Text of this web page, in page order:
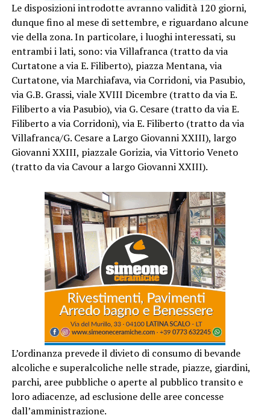
Le disposizioni introdotte avranno validità 120 giorni,
dunque fino al mese di settembre, e riguardano alcune
vie della zona. In particolare, i luoghi interessati, su
entrambi i lati, sono: via Villafranca (tratto da via
Curtatone a via E. Filiberto), piazza Mentana, via
Curtatone, via Marchiafava, via Corridoni, via Pasubio,
via G.B. Grassi, viale XVIII Dicembre (tratto da via E.
Filiberto a via Pasubio), via G. Cesare (tratto da via E.
Filiberto a via Corridoni), via E. Filiberto (tratto da via
Villafranca/G. Cesare a Largo Giovanni XXIII), largo
Giovanni XXIII, piazzale Gorizia, via Vittorio Veneto
(tratto da via Cavour a largo Giovanni XXIII).
L’ordinanza prevede il divieto di consumo di bevande
alcoliche e superalcoliche nelle strade, piazze, giardini,
parchi, aree pubbliche o aperte al pubblico transito e
loro adiacenze, ad esclusione delle aree concesse
dall’amministrazione.